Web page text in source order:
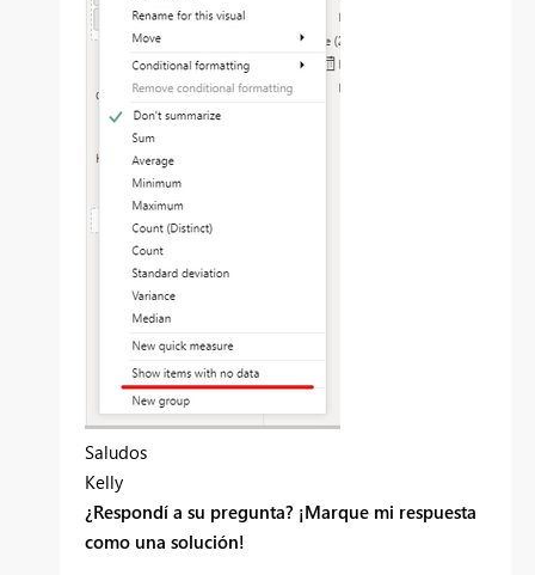
Saludos
Kelly
¿Respondí a su pregunta? ¡Marque mi respuesta
como una solución!